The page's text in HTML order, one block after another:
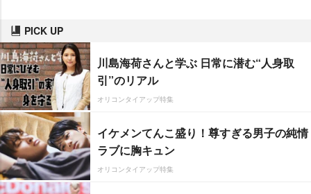
PICK UP
川島海荷さんと学ぶ 日常に潜む“人身取
引”のリアル
オリコンタイアップ特集
イケメンてんこ盛り！尊すぎる男子の純情
ラブに胸キュン
オリコンタイアップ特集